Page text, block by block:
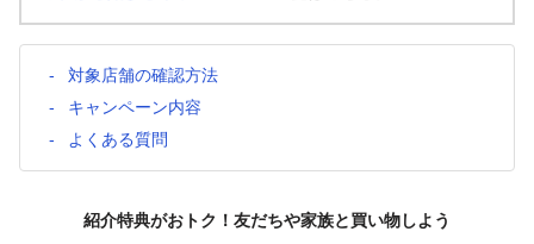
対象店舗の確認方法
キャンペーン内容
よくある質問
紹介特典がおトク！友だちや家族と買い物しよう